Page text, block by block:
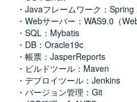
・Javaフレームワーク：
・Webサーバー：WAS9.0（
・SQL：Mybatis
・DB：Oracle19c
・帳票：JasperReports
・ビルドツール：Maven
・デプロイツール：Jenkins
・バージョン管理：Git